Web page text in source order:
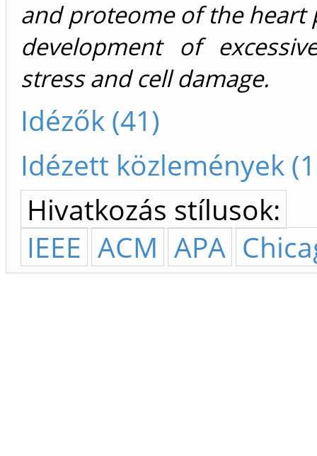
and proteome of the heart
development of
stress and cell damage.
Idézők (41)
Idézett közlemények
Hivatkozás stílusok:
IEEE ACM APA